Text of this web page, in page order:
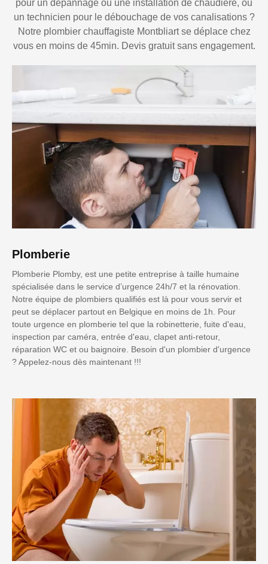
pour un dépannage ou une installation de chaudière, ou
un technicien pour le débouchage de vos canalisations ?
Notre plombier chauffagiste Montbliart se déplace chez
vous en moins de 45min. Devis gratuit sans engagement.
Plomberie
Plomberie Plomby, est une petite entreprise à taille humaine
spécialisée dans le service d’urgence 24h/7 et la rénovation.
Notre équipe de plombiers qualifiés est là pour vous servir et
peut se déplacer partout en Belgique en moins de 1h. Pour
toute urgence en plomberie tel que la robinetterie, fuite d'eau,
inspection par caméra, entrée d'eau, clapet anti-retour,
réparation WC et ou baignoire. Besoin d'un plombier d'urgence
? Appelez-nous dès maintenant !!!